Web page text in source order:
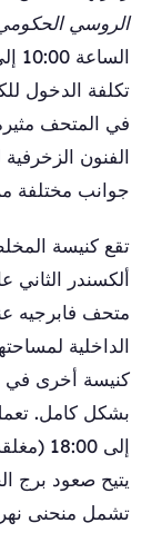
الروسي
في المتحف
الفنون
جوانب مختلفة
تقع كنيسة
متحف فابرجيه
يتيح صعود برج
تشمل منحنى